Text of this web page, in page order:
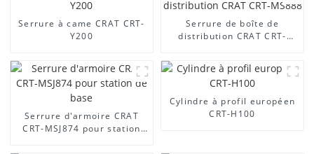
Serrure à came CRAT CRT-
Y200
Serrure de boîte de
distribution CRAT CRT-
Serrure d'armoire CRAT
CRT-MSJ874 pour station
Cylindre à profil européen
CRT-H100